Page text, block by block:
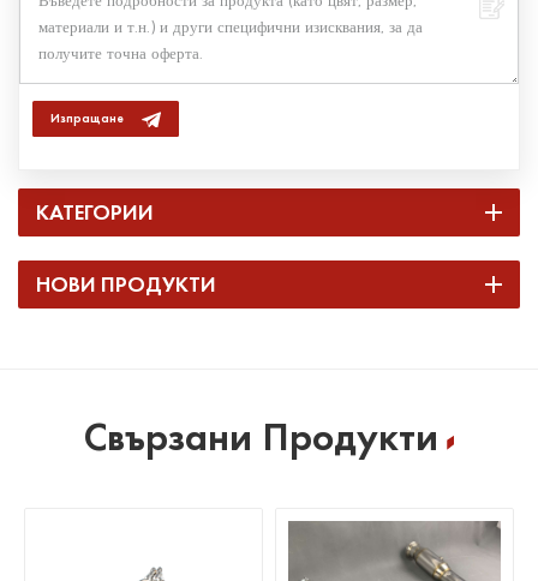
Изпращане
КАТЕГОРИИ
НОВИ ПРОДУКТИ
Свързани Продукти